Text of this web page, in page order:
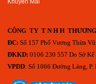
Khuyến Mãi
CÔNG TY T N H H
ĐC: Số 157 Phố Vương Thừa
ĐKKD: 0106 230 557 Do Sở
VPDD: Số 1066 Đường Láng, P.